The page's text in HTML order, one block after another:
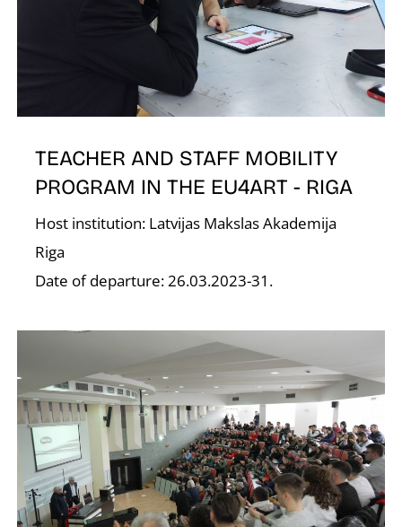
TEACHER AND STAFF MOBILITY
PROGRAM IN THE EU4ART - RIGA
Host institution: Latvijas Makslas Akademija
Riga
Date of departure: 26.03.2023-31.